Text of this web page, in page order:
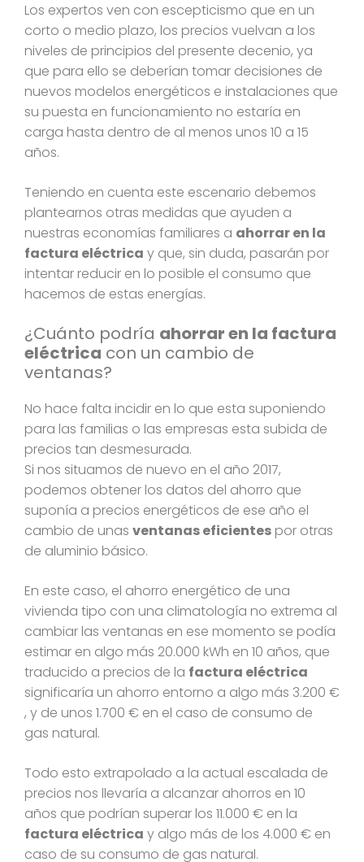
Los expertos ven con escepticismo que en un
corto o medio plazo, los precios vuelvan a los
niveles de principios del presente decenio, ya
que para ello se deberían tomar decisiones de
nuevos modelos energéticos e instalaciones que
su puesta en funcionamiento no estaría en
carga hasta dentro de al menos unos 10 a 15
años.
Teniendo en cuenta este escenario debemos
plantearnos otras medidas que ayuden a
nuestras economías familiares a ahorrar en la
factura eléctrica y que, sin duda, pasarán por
intentar reducir en lo posible el consumo que
hacemos de estas energías.
¿Cuánto podría ahorrar en la factura
eléctrica con un cambio de
ventanas?
No hace falta incidir en lo que esta suponiendo
para las familias o las empresas esta subida de
precios tan desmesurada.
Si nos situamos de nuevo en el año 2017,
podemos obtener los datos del ahorro que
suponía a precios energéticos de ese año el
cambio de unas ventanas eficientes por otras
de aluminio básico.
En este caso, el ahorro energético de una
vivienda tipo con una climatología no extrema al
cambiar las ventanas en ese momento se podía
estimar en algo más 20.000 kWh en 10 años, que
traducido a precios de la factura eléctrica
significaría un ahorro entorno a algo más 3.200 €
, y de unos 1.700 € en el caso de consumo de
gas natural.
Todo esto extrapolado a la actual escalada de
precios nos llevaría a alcanzar ahorros en 10
años que podrían superar los 11.000 € en la
factura eléctrica y algo más de los 4.000 € en
caso de su consumo de gas natural.